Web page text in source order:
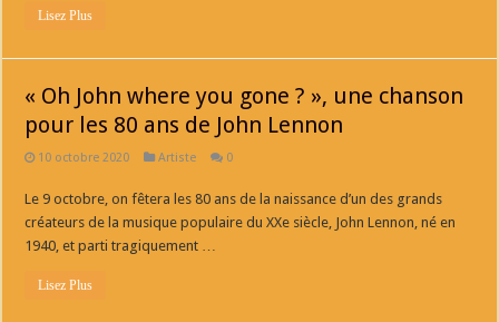
Lisez Plus
« Oh John where you gone ? », une chanson
pour les 80 ans de John Lennon
10 octobre 2020 Artiste 0
Le 9 octobre, on fêtera les 80 ans de la naissance d’un des grands
créateurs de la musique populaire du XXe siècle, John Lennon, né en
1940, et parti tragiquement …
Lisez Plus